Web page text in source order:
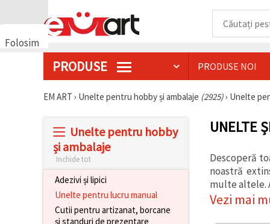
Folosim
PRODUSE PRODUSE NOI
EM ART › Unelte pentru hobby și ambalaje (2925)› Unelte
Unelte pentru hobby
și ambalaje
Inchide tot
Adezivi și lipici
Unelte pentru lucru manual
Cutii pentru artizanat, borcane
și standuri de prezentare
UNELTE
Descoperă
noastră
multe altele.
Vezi mai